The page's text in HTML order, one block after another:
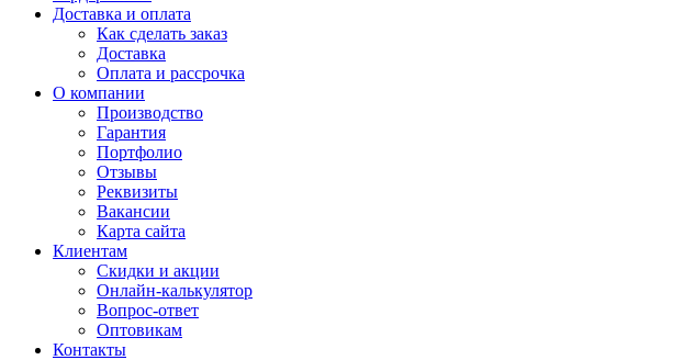
Доставка и оплата
Как сделать заказ
Доставка
Оплата и рассрочка
О компании
Производство
Гарантия
Портфолио
Отзывы
Реквизиты
Вакансии
Карта сайта
Клиентам
Скидки и акции
Онлайн-калькулятор
Вопрос-ответ
Оптовикам
Контакты